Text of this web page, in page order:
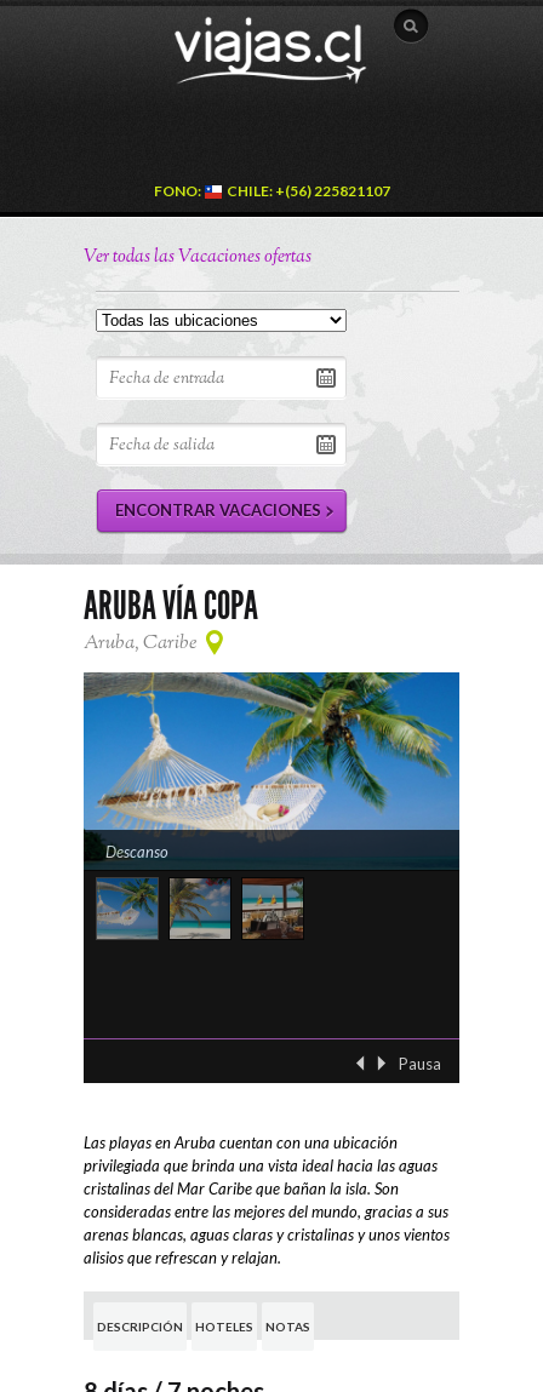
FONO: CHILE: +(56) 225821107
Ver todas las Vacaciones ofertas
ARUBA VÍA COPA
Aruba, Caribe
Descanso
Playa
Pausa
Las playas en Aruba cuentan con una ubicación
privilegiada que brinda una vista ideal hacia las aguas
cristalinas del Mar Caribe que bañan la isla. Son
consideradas entre las mejores del mundo, gracias a sus
arenas blancas, aguas claras y cristalinas y unos vientos
alisios que refrescan y relajan.
DESCRIPCIÓN HOTELES NOTAS